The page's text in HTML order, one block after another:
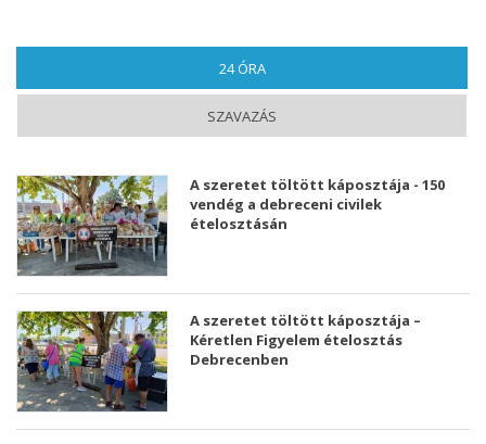
24 ÓRA(AKTÍV FÜL)
SZAVAZÁS
A szeretet töltött káposztája - 150
vendég a debreceni civilek
ételosztásán
A szeretet töltött káposztája –
Kéretlen Figyelem ételosztás
Debrecenben